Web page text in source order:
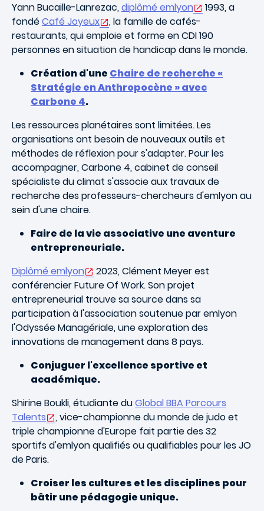
Yann Bucaille-Lanrezac,diplômé emlyon
1993, a
fondéCafé Joyeux
, la famille de cafés-
restaurants, qui emploie et forme en CDI 190
personnes en situation de handicap dans le monde.
Création d'une Chaire de recherche «
Stratégie en Anthropocène » avec
Carbone 4.
Les ressources planétaires sont limitées. Les
organisations ont besoin de nouveaux outils et
méthodes de réflexion pour s'adapter. Pour les
accompagner, Carbone 4, cabinet de conseil
spécialiste du climat s'associe aux travaux de
recherche des professeurs-chercheurs d'emlyon au
sein d'une chaire.
Faire de la vie associative une aventure
entrepreneuriale.
Diplômé emlyon
2023, Clément Meyer est
conférencier Future Of Work. Son projet
entrepreneurial trouve sa source dans sa
participation à l'association soutenue par emlyon
l'Odyssée Managériale, une exploration des
innovations de management dans 8 pays.
Conjuguer l'excellence sportive et
académique.
Shirine Boukli, étudiante duGlobal BBA Parcours
Talents
, vice-championne du monde de judo et
triple championne d'Europe fait partie des 32
sportifs d'emlyon qualifiés ou qualifiables pour les JO
de Paris.
Croiser les cultures et les disciplines pour
bâtir une pédagogie unique.